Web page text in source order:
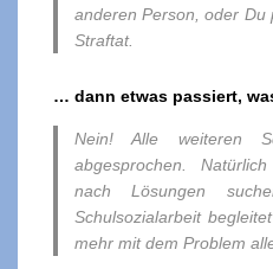
anderen Person, oder Du
Straftat.
… dann etwas passiert,
Nein! Alle weiteren
abgesprochen.
nach Lösungen
Schulsozialarbeit
mehr mit dem Problem